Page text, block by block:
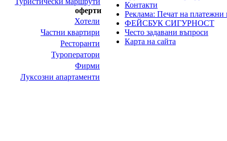
оферти
Хотели
Частни квартири
Ресторанти
Туроператори
Фирми
Луксозни апартаменти
Контакти
Реклама: Печат на платежни
ФЕЙСБУК СИГУРНОСТ
Често задавани въпроси
Карта на сайта